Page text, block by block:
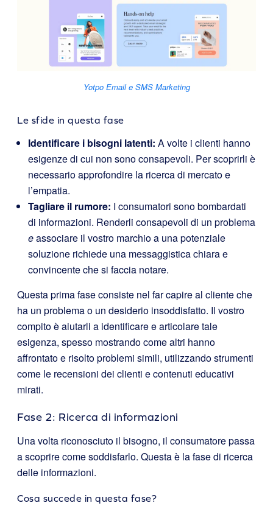
Yotpo Email e SMS Marketing
Le sfide in questa fase
Identificare i bisogni latenti: A volte i clienti hanno
esigenze di cui non sono consapevoli. Per scoprirli è
necessario approfondire la ricerca di mercato e
l’empatia.
Tagliare il rumore: I consumatori sono bombardati
di informazioni. Renderli consapevoli di un problema
eassociare il vostro marchio a una potenziale
soluzione richiede una messaggistica chiara e
convincente che si faccia notare.
Questa prima fase consiste nel far capire al cliente che
ha un problema o un desiderio insoddisfatto. Il vostro
compito è aiutarli a identificare e articolare tale
esigenza, spesso mostrando come altri hanno
affrontato e risolto problemi simili, utilizzando strumenti
come le recensioni dei clienti e contenuti educativi
mirati.
Fase 2: Ricerca di informazioni
Una volta riconosciuto il bisogno, il consumatore passa
a scoprire come soddisfarlo. Questa è la fase di ricerca
delle informazioni.
Cosa succede in questa fase?